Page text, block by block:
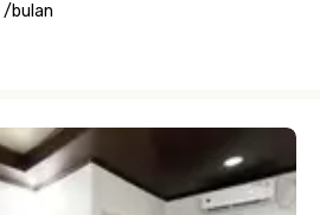
/bulan